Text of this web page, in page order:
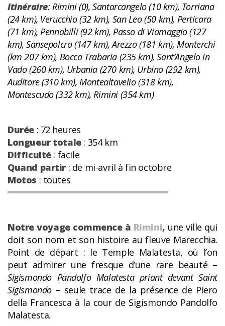
Itinéraire: Rimini (0), Santarcangelo (10 km), Torriana
(24 km), Verucchio (32 km), San Leo (50 km), Perticara
(71 km), Pennabilli (92 km), Passo di Viamaggio (127
km), Sansepolcro (147 km), Arezzo (181 km), Monterchi
(km 207 km), Bocca Trabaria (235 km), Sant’Angelo in
Vado (260 km), Urbania (270 km), Urbino (292 km),
Auditore (310 km), Montealtavelio (318 km),
Montescudo (332 km), Rimini (354 km)
Durée: 72 heures
Longueur totale: 354 km
Difficulté: facile
Quand partir : de mi-avril à fin octobre
Motos : toutes
Notre voyage commence à Rimini, une ville qui
doit son nom et son histoire au fleuve Marecchia.
Point de départ : le Temple Malatesta, où l’on
peut admirer une fresque d’une rare beauté –
Sigismondo Pandolfo Malatesta priant devant Saint
Sigismondo– seule trace de la présence de Piero
della Francesca à la cour de Sigismondo Pandolfo
Malatesta.